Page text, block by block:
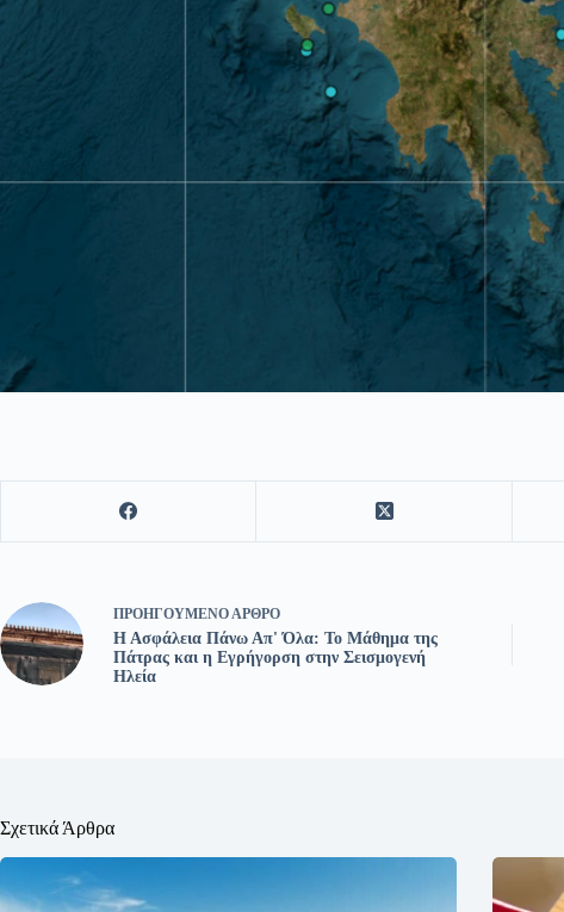
ΠΡΟΗΓΟΎΜΕΝΟΆΡΘΡΟ
Η Ασφάλεια Πάνω Απ' Όλα: Το Μάθημα της
Πάτρας και η Εγρήγορση στην Σεισμογενή
Ηλεία
Σχετικά Άρθρα